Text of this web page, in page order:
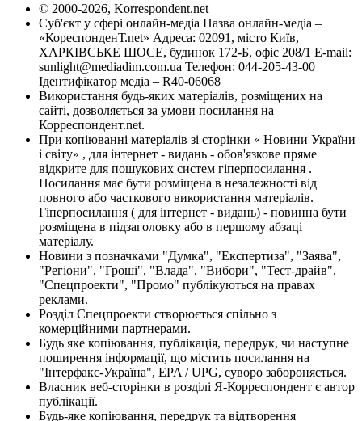
© 2000-2026, Korrespondent.net
Суб'єкт у сфері онлайн-медіа Назва онлайн-медіа –
«КореспонденТ.net» Адреса: 02091, місто Київ,
ХАРКІВСЬКЕ ШОСЕ, будинок 172-Б, офіс 208/1 E-mail:
sunlight@mediadim.com.ua Телефон: 044-205-43-00
Ідентифікатор медіа – R40-06068
Використання будь-яких матеріалів, розміщених на
сайті, дозволяється за умови посилання на
Корреспондент.net.
При копіюванні матеріалів зі сторінки « Новини України
і світу» , для інтернет - видань - обов'язкове пряме
відкрите для пошукових систем гіперпосилання .
Посилання має бути розміщена в незалежності від
повного або часткового використання матеріалів.
Гіперпосилання ( для інтернет - видань) - повинна бути
розміщена в підзаголовку або в першому абзаці
матеріалу.
Новини з позначками "Думка", "Експертиза", "Заява",
"Регіони", "Гроші", "Влада", "Вибори", "Тест-драйв",
"Спецпроекти", "Промо" публікуються на правах
реклами.
Розділ Спецпроекти створюється спільно з
комерційними партнерами.
Будь яке копіювання, публікація, передрук, чи наступне
поширення інформації, що містить посилання на
"Інтерфакс-Україна", EPA / UPG, суворо забороняється.
Власник веб-сторінки в розділі Я-Корреспондент є автор
публікації.
Будь-яке копіювання, передрук та відтворення